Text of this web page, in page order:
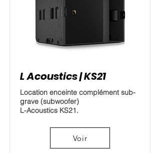
L Acoustics | KS21
Location enceinte complément sub-
grave (subwoofer)
L-Acoustics KS21.
Voir